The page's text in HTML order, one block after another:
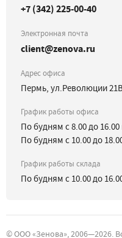
+7 (342) 225-00-40
Электронная почта
client@zenova.ru
Адрес офиса
Пермь, ул.Революции
График работы офиса
По будням с 8.00 до
По будням с 10.00 до
График работы склада
По будням с 10.00 до
©ООО «Зенова», 2006—2026.